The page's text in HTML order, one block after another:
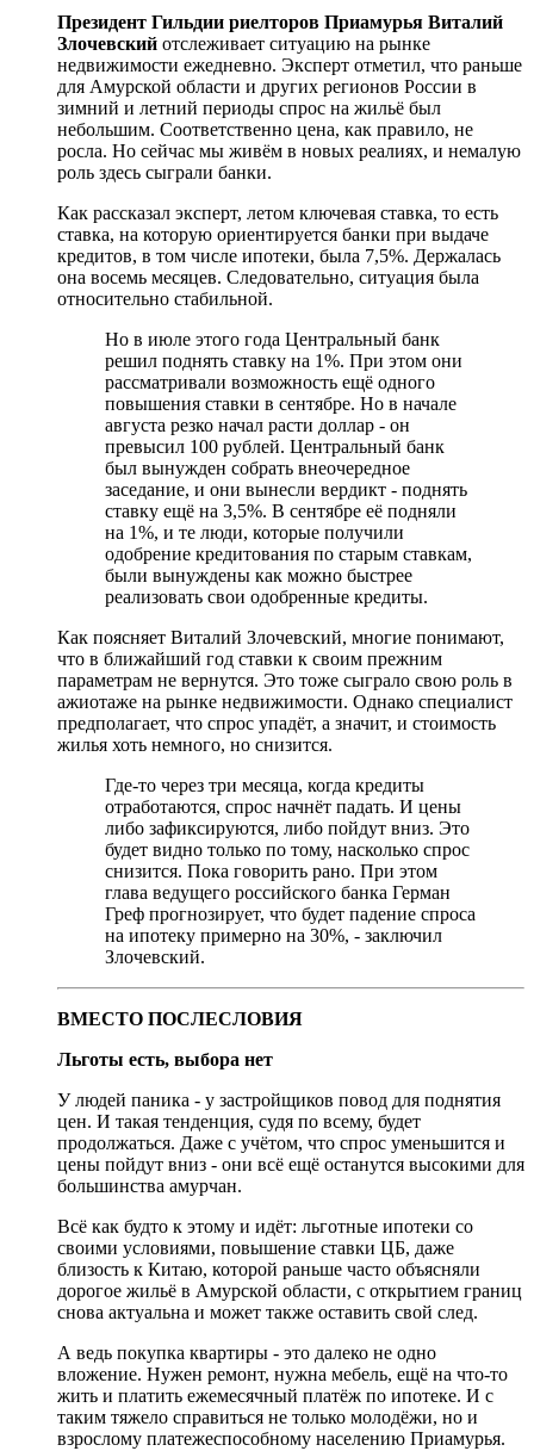
Президент Гильдии риелторов Приамурья Виталий
Злочевский отслеживает ситуацию на рынке
недвижимости ежедневно. Эксперт отметил, что раньше
для Амурской области и других регионов России в
зимний и летний периоды спрос на жильё был
небольшим. Соответственно цена, как правило, не
росла. Но сейчас мы живём в новых реалиях, и немалую
роль здесь сыграли банки.
Как рассказал эксперт, летом ключевая ставка, то есть
ставка, на которую ориентируется банки при выдаче
кредитов, в том числе ипотеки, была 7,5%. Держалась
она восемь месяцев. Следовательно, ситуация была
относительно стабильной.
Но в июле этого года Центральный банк
решил поднять ставку на 1%. При этом они
рассматривали возможность ещё одного
повышения ставки в сентябре. Но в начале
августа резко начал расти доллар - он
превысил 100 рублей. Центральный банк
был вынужден собрать внеочередное
заседание, и они вынесли вердикт - поднять
ставку ещё на 3,5%. В сентябре её подняли
на 1%, и те люди, которые получили
одобрение кредитования по старым ставкам,
были вынуждены как можно быстрее
реализовать свои одобренные кредиты.
Как поясняет Виталий Злочевский, многие понимают,
что в ближайший год ставки к своим прежним
параметрам не вернутся. Это тоже сыграло свою роль в
ажиотаже на рынке недвижимости. Однако специалист
предполагает, что спрос упадёт, а значит, и стоимость
жилья хоть немного, но снизится.
Где-то через три месяца, когда кредиты
отработаются, спрос начнёт падать. И цены
либо зафиксируются, либо пойдут вниз. Это
будет видно только по тому, насколько спрос
снизится. Пока говорить рано. При этом
глава ведущего российского банка Герман
Греф прогнозирует, что будет падение спроса
на ипотеку примерно на 30%, - заключил
Злочевский.
ВМЕСТО ПОСЛЕСЛОВИЯ
Льготы есть, выбора нет
У людей паника - у застройщиков повод для поднятия
цен. И такая тенденция, судя по всему, будет
продолжаться. Даже с учётом, что спрос уменьшится и
цены пойдут вниз - они всё ещё останутся высокими для
большинства амурчан.
Всё как будто к этому и идёт: льготные ипотеки со
своими условиями, повышение ставки ЦБ, даже
близость к Китаю, которой раньше часто объясняли
дорогое жильё в Амурской области, с открытием границ
снова актуальна и может также оставить свой след.
А ведь покупка квартиры - это далеко не одно
вложение. Нужен ремонт, нужна мебель, ещё на что-то
жить и платить ежемесячный платёж по ипотеке. И с
таким тяжело справиться не только молодёжи, но и
взрослому платежеспособному населению Приамурья.